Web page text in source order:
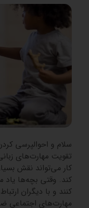
سلام و احوالپرسی
تقویت مهارت‌های
کار می‌تواند نقش
کند. وقتی بچه‌ها یاد
کنند و با دیگران
مهارت‌های اجتماعی